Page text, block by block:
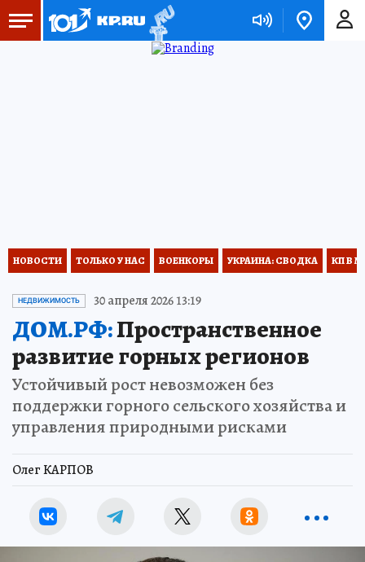
НОВОСТИ ТОЛЬКО У НАС ВОЕНКОРЫ УКРАИНА: СВОДКА КП В
НЕДВИЖИМОСТЬ 30 апреля 2026 13:19
ДОМ.РФ:Пространственное
развитие горных регионов
Устойчивый рост невозможен без
поддержки горного сельского хозяйства и
управления природными рисками
Олег КАРПОВ